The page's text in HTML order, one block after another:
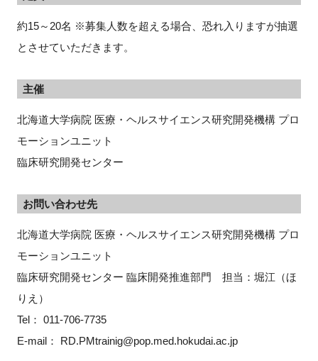
約15～20名 ※募集人数を超える場合、恐れ入りますが抽選
とさせていただきます。
主催
北海道大学病院 医療・ヘルスサイエンス研究開発機構 プロ
モーションユニット
臨床研究開発センター
お問い合わせ先
北海道大学病院 医療・ヘルスサイエンス研究開発機構 プロ
モーションユニット
臨床研究開発センター 臨床開発推進部門　担当：堀江（ほ
りえ）
Tel： 011-706-7735
E-mail： RD.PMtrainig@pop.med.hokudai.ac.jp